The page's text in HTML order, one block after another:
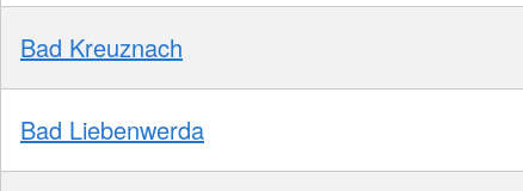
Bad Kreuznach
Bad Liebenwerda